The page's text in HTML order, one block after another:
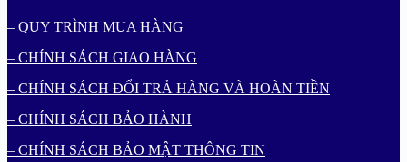
– QUY TRÌNH MUA HÀNG
– CHÍNH SÁCH GIAO HÀNG
– CHÍNH SÁCH ĐỔI TRẢ HÀNG VÀ HOÀN TIỀN
– CHÍNH SÁCH BẢO HÀNH
– CHÍNH SÁCH BẢO MẬT THÔNG TIN